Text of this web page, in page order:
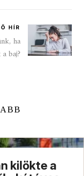
HÍR
ha
baj?
kilökte a